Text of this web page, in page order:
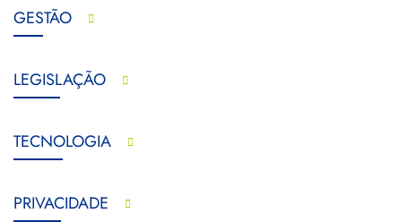
GESTÃO
LEGISLAÇÃO
TECNOLOGIA
PRIVACIDADE